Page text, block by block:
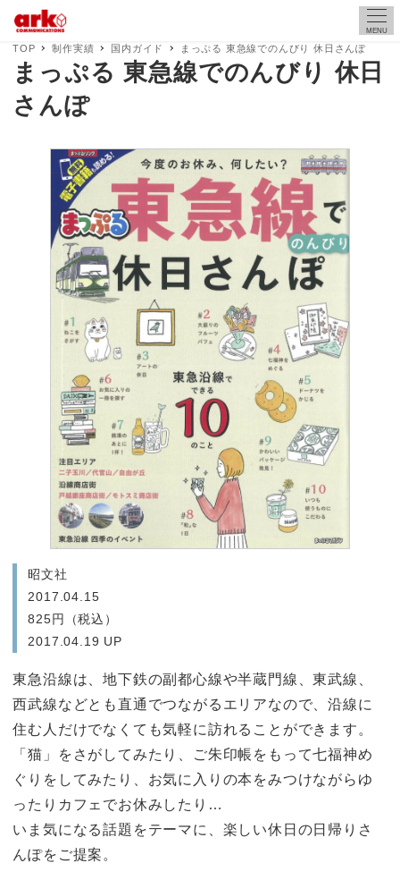
MENU
TOP 制作実績 国内ガイド まっぷる 東急線でのんびり 休日さんぽ
まっぷる 東急線でのんびり 休日
さんぽ
昭文社
2017.04.15
825円（税込）
2017.04.19 UP
東急沿線は、地下鉄の副都心線や半蔵門線、東武線、
西武線などとも直通でつながるエリアなので、沿線に
住む人だけでなくても気軽に訪れることができます。
「猫」をさがしてみたり、ご朱印帳をもって七福神め
ぐりをしてみたり、お気に入りの本をみつけながらゆ
ったりカフェでお休みしたり…
いま気になる話題をテーマに、楽しい休日の日帰りさ
んぽをご提案。